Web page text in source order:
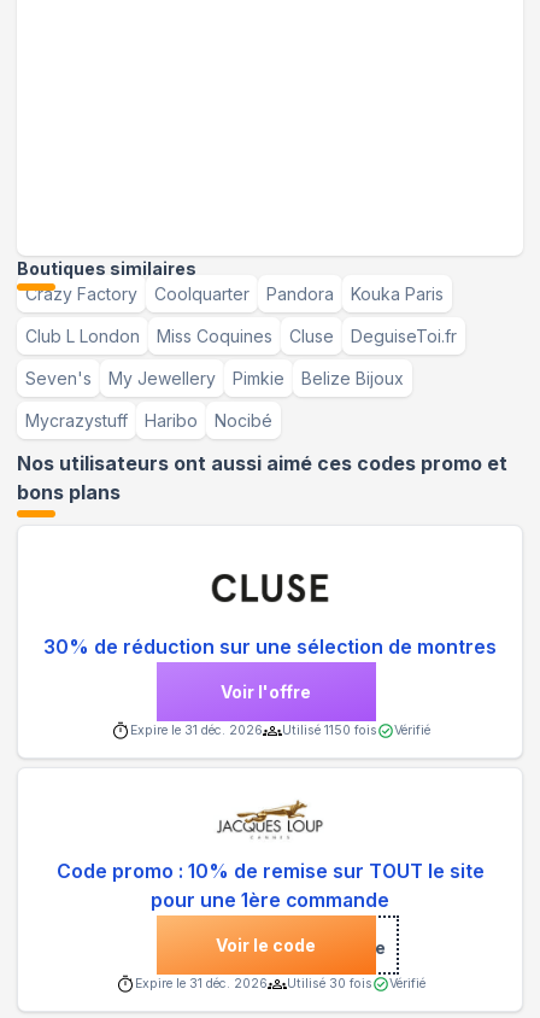
Boutiques similaires
Crazy Factory
Coolquarter Pandora Kouka Paris
Club L London Miss Coquines Cluse DeguiseToi.fr
Seven's My Jewellery Pimkie Belize Bijoux
Mycrazystuff Haribo Nocibé
Nos utilisateurs ont aussi aimé ces codes promo et
bons plans
30% de réduction sur une sélection de montres
Voir l'offre
Expire le 31 déc. 2026 Utilisé 1150 fois Vérifié
Code promo : 10% de remise sur TOUT le site
pour une 1ère commande
Voir le code***come
Expire le 31 déc. 2026 Utilisé 30 fois Vérifié